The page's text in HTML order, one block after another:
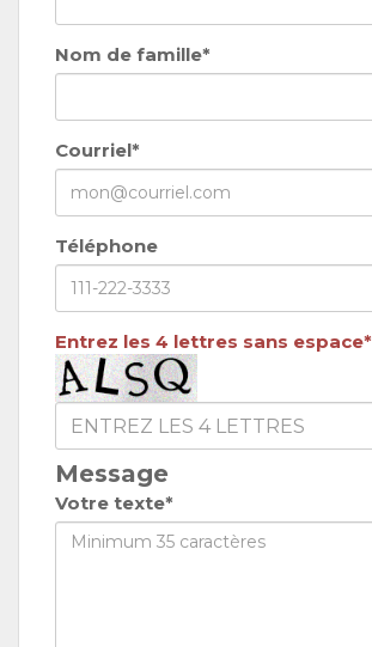
Nom de famille*
Courriel*
Téléphone
Entrez les 4 lettres sans espace*
Message
Votre texte*